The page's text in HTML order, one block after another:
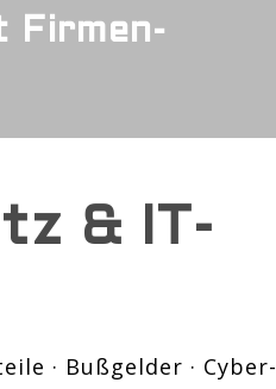
Firmen-
& IT-
· Bußgelder · Cyber-